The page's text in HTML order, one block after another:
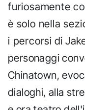
furiosamente
è solo nella
i percorsi di
personaggi
Chinatown,
dialoghi, alla